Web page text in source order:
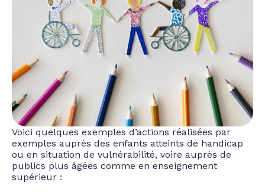
Voici quelques exemples d’actions réalisées par
exemples auprès des enfants atteints de handicap
ou en situation de vulnérabilité, voire auprès de
publics plus âgées comme en enseignement
supérieur :